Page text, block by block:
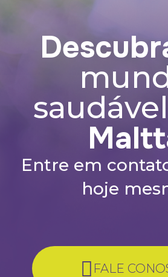
saudável
Entre em
hoje
FALE